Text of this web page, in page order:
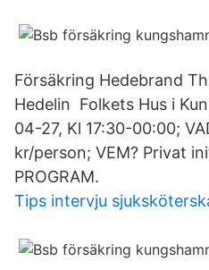
Försäkring Hedebrand
Hedelin Folkets Hus i
04-27, Kl 17:30-00:00;
kr/person; VEM? Privat
PROGRAM.
Tips intervju